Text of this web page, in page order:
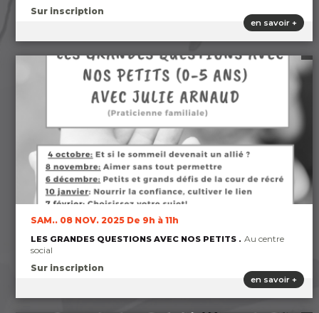
Sur inscription
en savoir +
SAM.. 08 NOV. 2025 De 9h à 11h
LES GRANDES QUESTIONS AVEC NOS PETITS
Au centre
social
Sur inscription
en savoir +